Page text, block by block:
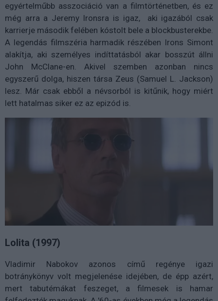
egyértelműbb asszociáció van a filmtörténetben, és ez
még arra a Jeremy Ironsra is igaz, aki igazából csak
karrierje második felében kóstolt bele a blockbusterekbe.
A legendás filmszéria harmadik részében Irons Simont
alakítja, aki személyes indíttatásból akar bosszút állni
John McClane-en. Akivel szemben azonban nincs
egyszerű dolga, hiszen társa Zeus (Samuel L. Jackson)
lesz. Már csak ebből a névsorból is kitűnik, hogy miért
lett hatalmas siker ez az epizód is.
Lolita (1997)
Vladimir Nabokov azonos című regénye igazi
botránykönyv volt megjelenése idejében, de épp azért,
mert tabutémákat feszeget, a filmesek is hamar